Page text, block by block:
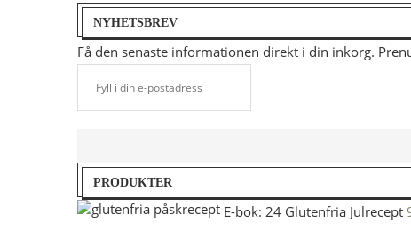
NYHETSBREV
Få den senaste informationen direkt i din inkorg.
PRODUKTER
E-bok: 24 Glutenfria Julrecept